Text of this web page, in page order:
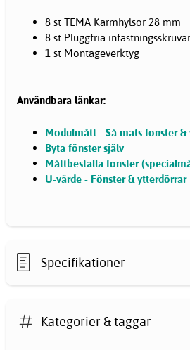
8 st TEMA Karmhylsor 28 mm
8 st Pluggfria infästningsskruvar
1 st Montageverktyg
Användbara länkar:
Modulmått - Så mäts fönster
Byta fönster själv
Måttbeställa fönster
U-värde - Fönster & ytterdörrar
Specifikationer
Kategorier & taggar